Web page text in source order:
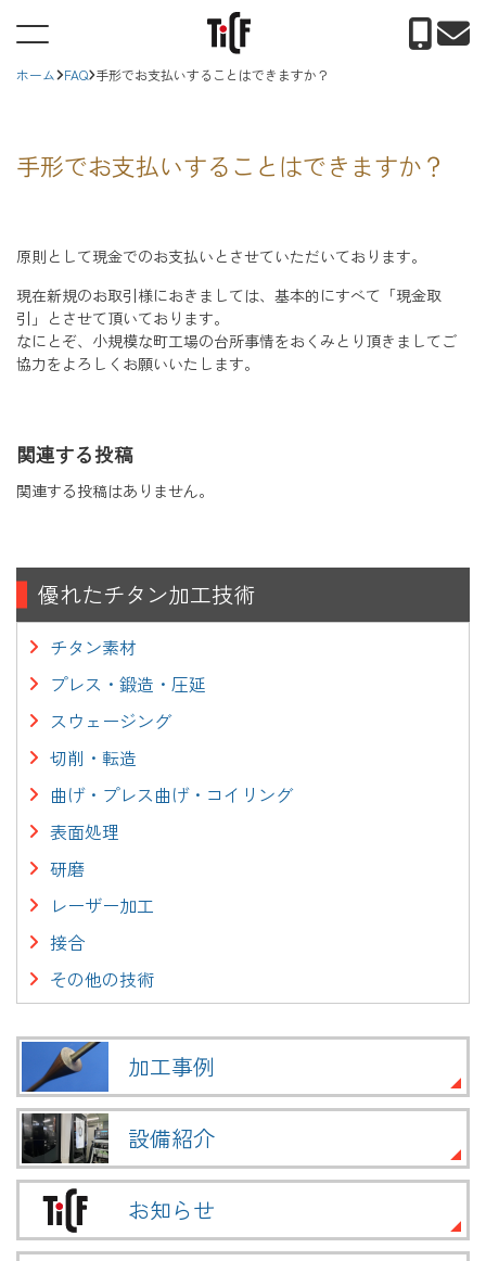
ホーム FAQ 手形でお支払いすることはできますか？
手形でお支払いすることはできますか？
原則として現金でのお支払いとさせていただいております。
現在新規のお取引様におきましては、基本的にすべて「現金取
引」とさせて頂いております。
なにとぞ、小規模な町工場の台所事情をおくみとり頂きましてご
協力をよろしくお願いいたします。
関連する投稿
関連する投稿はありません。
優れたチタン加工技術
チタン素材
プレス・鍛造・圧延
スウェージング
切削・転造
曲げ・プレス曲げ・コイリング
表面処理
研磨
レーザー加工
接合
その他の技術
加工事例
設備紹介
お知らせ